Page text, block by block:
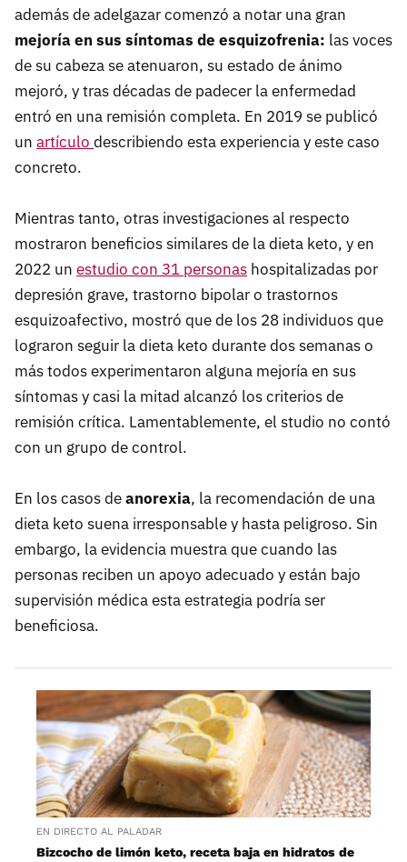
además de adelgazar comenzó a notar una gran
mejoría en sus síntomas de esquizofrenia: las voces
de su cabeza se atenuaron, su estado de ánimo
mejoró, y tras décadas de padecer la enfermedad
entró en una remisión completa. En 2019 se publicó
un artículo describiendo esta experiencia y este caso
concreto.
Mientras tanto, otras investigaciones al respecto
mostraron beneficios similares de la dieta keto, y en
2022 un estudio con 31 personas hospitalizadas por
depresión grave, trastorno bipolar o trastornos
esquizoafectivo, mostró que de los 28 individuos que
lograron seguir la dieta keto durante dos semanas o
más todos experimentaron alguna mejoría en sus
síntomas y casi la mitad alcanzó los criterios de
remisión crítica. Lamentablemente, el studio no contó
con un grupo de control.
En los casos deanorexia, la recomendación de una
dieta keto suena irresponsable y hasta peligroso. Sin
embargo, la evidencia muestra que cuando las
personas reciben un apoyo adecuado y están bajo
supervisión médica esta estrategia podría ser
beneficiosa.
EN DIRECTO AL PALADAR
Bizcocho de limón keto, receta baja en hidratos de